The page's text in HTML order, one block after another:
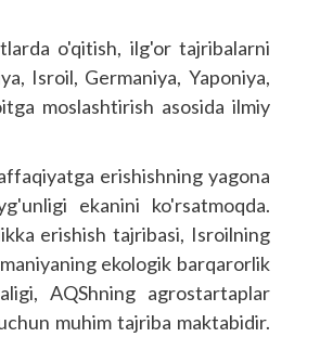
o'qitish, ilg'or tajribalarni
Isroil, Germaniya, Yaponiya,
moslashtirish asosida ilmiy
erishishning yagona
ekanini ko'rsatmoqda.
erishish tajribasi, Isroilning
ekologik barqarorlik
AQShning agrostartaplar
muhim tajriba maktabidir.